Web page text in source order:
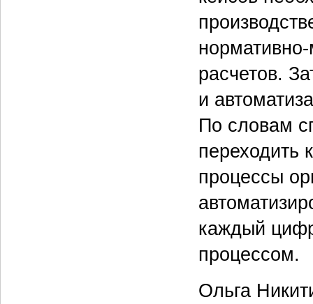
расчетов.
и
По словам
переходить
процессы
каждый
процессом.
Ольга